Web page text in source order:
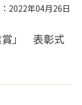
2022年04月26日
賞」 表彰式